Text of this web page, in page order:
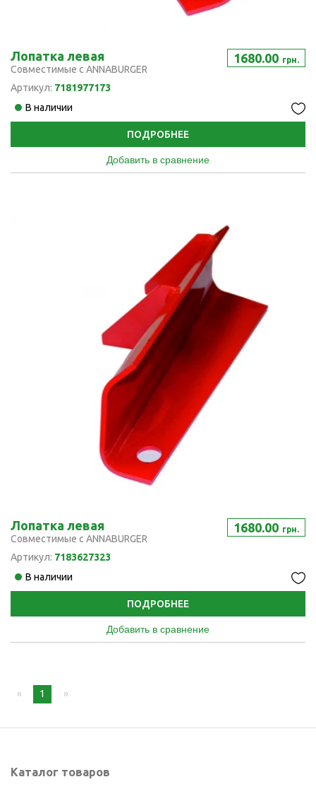
Лопатка левая
Совместимые с ANNABURGER
Артикул: 7181977173
1680.00 грн.
В наличии
ПОДРОБНЕЕ
Добавить в сравнение
Лопатка левая
Совместимые с ANNABURGER
Артикул: 7183627323
1680.00 грн.
В наличии
ПОДРОБНЕЕ
Добавить в сравнение
pageYou're
1 page
Каталог товаров